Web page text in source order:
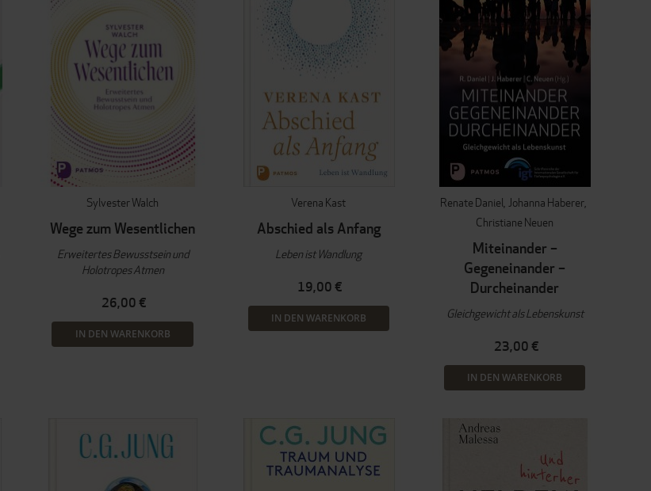
Sylvester Walch
Wege zum Wesentlichen
Erweitertes Bewusstsein und
Holotropes Atmen
26,00 €
IN DEN WARENKORB
Verena Kast
Abschied als Anfang
Leben ist Wandlung
19,00 €
IN DEN WARENKORB
Renate Daniel Johanna Haberer
Christiane Neuen
Miteinander –
Gegeneinander –
Durcheinander
Gleichgewicht als Lebenskunst
23,00 €
IN DEN WARENKORB